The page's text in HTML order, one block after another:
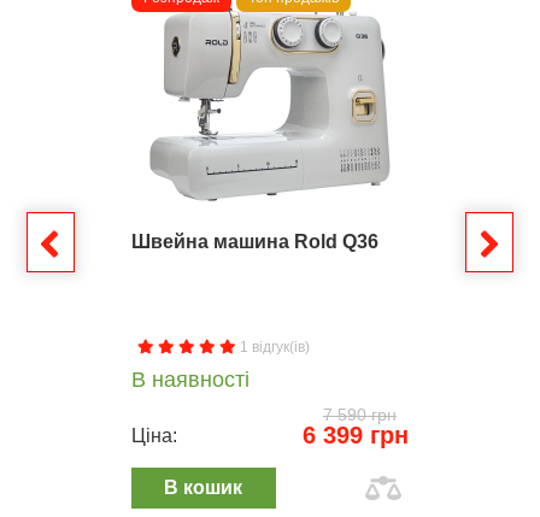
Швейна машина Rold Q36
1 відгук(ів)
В наявності
7 590 грн
Ціна: 6 399 грн
В кошик